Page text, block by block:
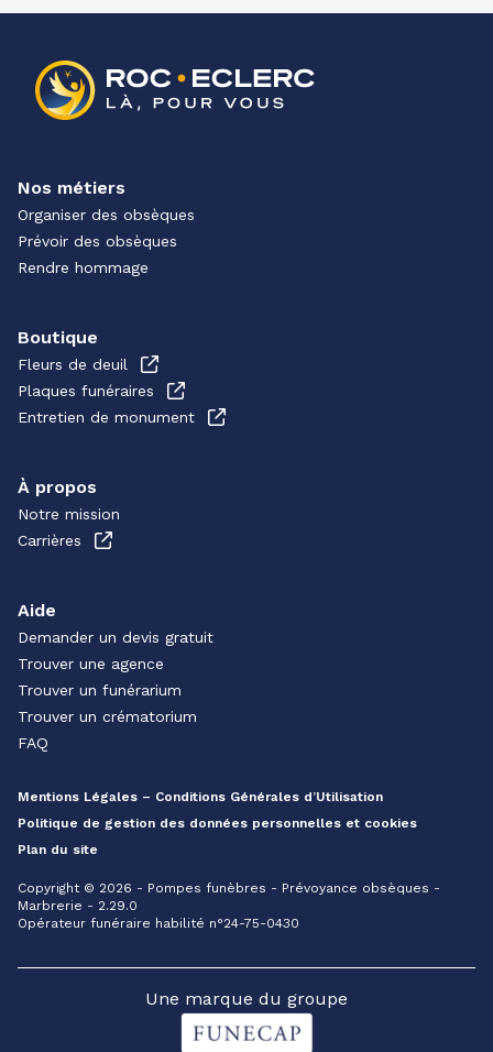
Nos métiers
Organiser des obsèques
Prévoir des obsèques
Rendre hommage
Boutique
Fleurs de deuil
Plaques funéraires
Entretien de monument
À propos
Notre mission
Carrières
Aide
Demander un devis gratuit
Trouver une agence
Trouver un funérarium
Trouver un crématorium
FAQ
Mentions Légales – Conditions Générales d’Utilisation
Politique de gestion des données personnelles et cookies
Plan du site
Copyright © 2026 - Pompes funèbres - Prévoyance obsèques -
Marbrerie - 2.29.0
Opérateur funéraire habilité n°24-75-0430
Une marque du groupe